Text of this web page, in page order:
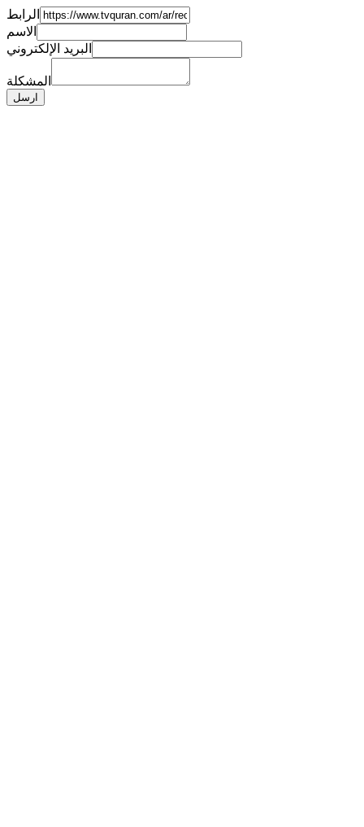
الرابط
الاسم
البريد الإلكتروني
المشكلة
ارسل